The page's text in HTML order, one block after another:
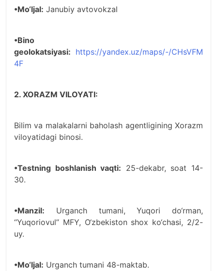
•Mo‘ljal: Janubiy avtovokzal
•Bino
geolokatsiyasi: https://yandex.uz/maps/-/CHsVFM
4F
2. XORAZM VILOYATI:
Bilim va malakalarni baholash agentligining Xorazm
viloyatidagi binosi.
•Testning boshlanish vaqti: 25-dekabr, soat 14-
30.
•Manzil: Urgаnсh tumani, Yuqоri dо‘rmаn,
‘‘Yuqoriovul’’ MFY, O‘zbekiston shox ko‘chasi, 2/2-
uy.
•Mo‘ljal: Urganch tumani 48-maktab.